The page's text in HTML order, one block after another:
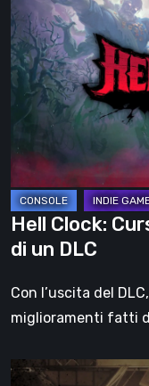
Clock:
Cursed
War
–
recensione:
di
un
DLC
Hell Clock:
di un DLC
Con l’uscita del
miglioramenti fatti
Impermanence: